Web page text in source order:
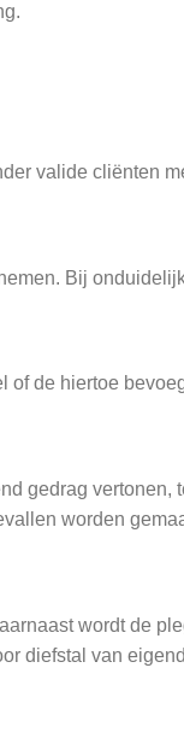
valide cliënten
Bij
de hiertoe
gedrag
worden
wordt de
diefstal van